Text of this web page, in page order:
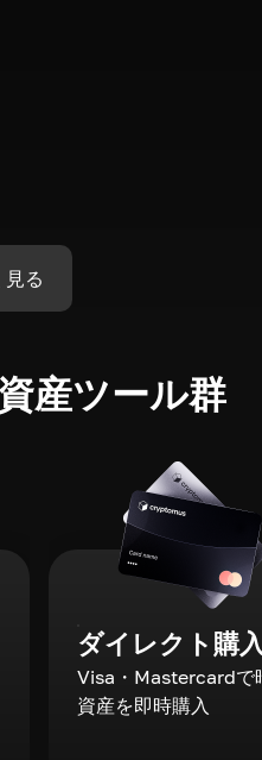
見る
産ツール群
ダイレクト購
Visa・Mastercardで
資産を即時購入